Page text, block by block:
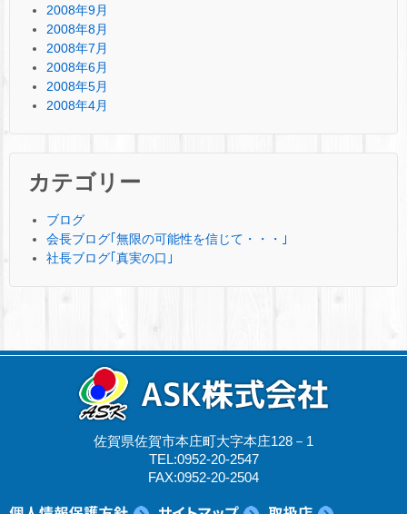
2008年9月
2008年8月
2008年7月
2008年6月
2008年5月
2008年4月
カテゴリー
ブログ
会長ブログ｢無限の可能性を信じて・・・｣
社長ブログ｢真実の口｣
佐賀県佐賀市本庄町大字本庄128－1
TEL:0952-20-2547
FAX:0952-20-2504